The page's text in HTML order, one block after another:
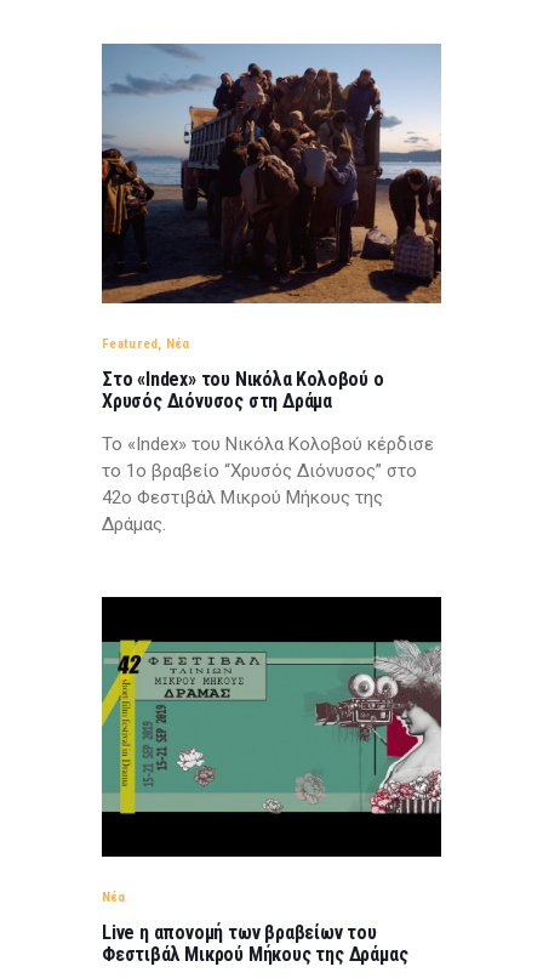
Featured, Νέα
Στο «Index» τoυ Νικόλα Κολοβού ο
Χρυσός Διόνυσος στη Δράμα
Το «Index» τoυ Νικόλα Κολοβού κέρδισε
το 1ο βραβείο “Χρυσός Διόνυσος” στο
42ο Φεστιβάλ Μικρού Μήκους της
Δράμας.
Νέα
Live η απονομή των βραβείων του
Φεστιβάλ Μικρού Μήκους της Δράμας